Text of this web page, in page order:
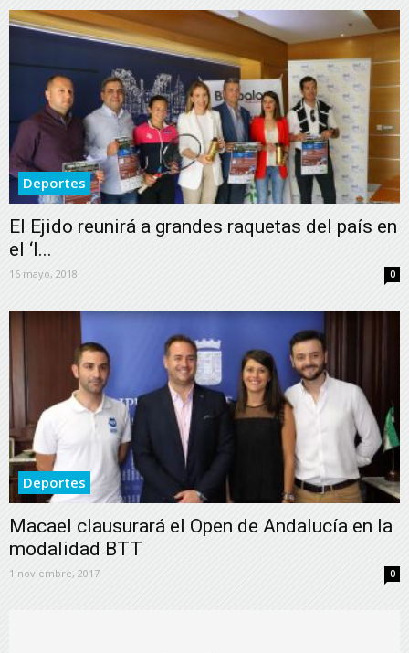
Deportes
El Ejido reunirá a grandes raquetas del país en
el ‘I...
16 mayo, 2018 0
Deportes
Macael clausurará el Open de Andalucía en la
modalidad BTT
1 noviembre, 2017 0